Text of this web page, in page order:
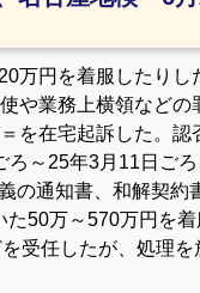
万円を着服したりし
や業務上横領などの
を在宅起訴した。認
～25年3月11日ご
の通知書、和解契約
50万～570万円を着
受任したが、処理を